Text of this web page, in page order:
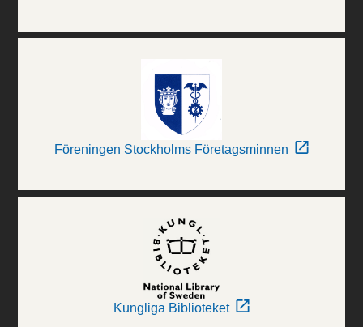
Föreningen Stockholms Företagsminnen
Kungliga Biblioteket